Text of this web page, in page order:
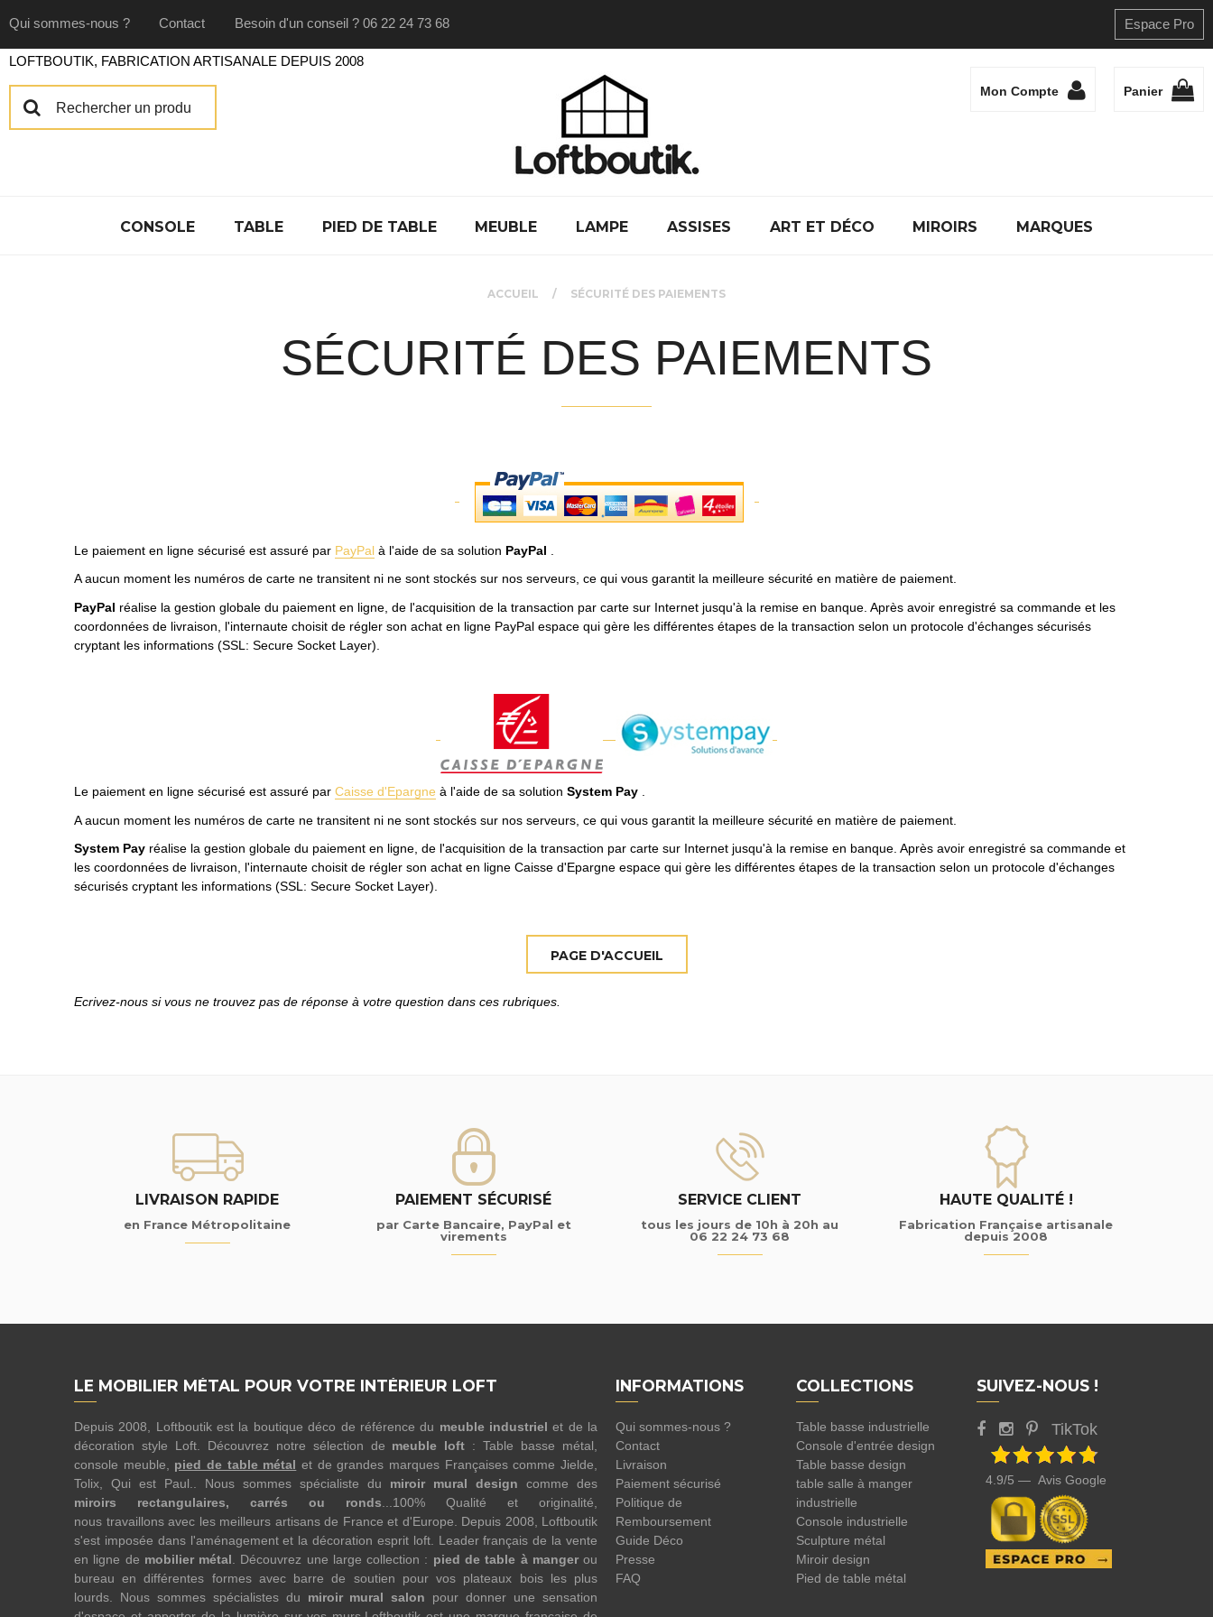
Qui sommes-nous ? Contact Besoin d'un conseil ? 06 22 24 73 68 Espace Pro
Mon Compte Panier
CONSOLE TABLE PIED DE TABLE MEUBLE LAMPE ASSISES ART ET DÉCO MIROIRS MARQUES
ACCUEIL SÉCURITÉ DES PAIEMENTS
SÉCURITÉ DES PAIEMENTS
Le paiement en ligne sécurisé est assuré par PayPal à l'aide de sa solution PayPal
A aucun moment les numéros de carte ne transitent ni ne sont stockés sur nos serveurs, ce qui vous garantit la meilleure sécurité en matière de paiement.
PayPal réalise la gestion globale du paiement en ligne, de l'acquisition de la transaction par carte sur Internet jusqu'à la remise en banque. Après avoir enregistré sa commande et les
coordonnées de livraison, l'internaute choisit de régler son achat en ligne PayPal espace qui gère les différentes étapes de la transaction selon un protocole d'échanges sécurisés
cryptant les informations (SSL: Secure Socket Layer).
Le paiement en ligne sécurisé est assuré par Caisse d'Epargne à l'aide de sa solution System Pay .
A aucun moment les numéros de carte ne transitent ni ne sont stockés sur nos serveurs, ce qui vous garantit la meilleure sécurité en matière de paiement.
System Pay réalise la gestion globale du paiement en ligne, de l'acquisition de la transaction par carte sur Internet jusqu'à la remise en banque. Après avoir enregistré sa commande et
les coordonnées de livraison, l'internaute choisit de régler son achat en ligne Caisse d'Epargne espace qui gère les différentes étapes de la transaction selon un protocole d'échanges
sécurisés cryptant les informations (SSL: Secure Socket Layer).
Ecrivez-nous si vous ne trouvez pas de réponse à votre question dans ces rubriques.
LIVRAISON RAPIDE
en France Métropolitaine
PAIEMENT SÉCURISÉ
par Carte Bancaire, PayPal et
virements
SERVICE CLIENT
tous les jours de 10h à 20h au
06 22 24 73 68
HAUTE QUALITÉ !
Fabrication Française artisanale
depuis 2008
LE MOBILIER MÉTAL POUR VOTRE INTÉRIEUR LOFT
Depuis 2008, Loftboutik est la boutique déco de référence du meuble industriel et de la
décoration style Loft. Découvrez notre sélection de meuble loft : Table basse métal,
console meuble, pied de table métal et de grandes marques Françaises comme Jielde,
Tolix, Qui est Paul.. Nous sommes spécialiste du miroir mural design comme des
miroirs rectangulaires, carrés ou ronds ...100% Qualité et originalité,
nous travaillons avec les meilleurs artisans de France et d'Europe. Depuis 2008, Loftboutik
s'est imposée dans l'aménagement et la décoration esprit loft. Leader français de la vente
en ligne de mobilier métal . Découvrez une large collection : pied de table à mangerou
bureau en différentes formes avec barre de soutien pour vos plateaux bois les plus
lourds. Nous sommes spécialistes du miroir mural salon pour donner une sensation
INFORMATIONS
Qui sommes-nous ?
Contact
Livraison
Paiement sécurisé
Politique de
Remboursement
Guide Déco
Presse
FAQ
COLLECTIONS
Table basse industrielle
Console d'entrée design
Table basse design
table salle à manger
industrielle
Console industrielle
Sculpture métal
Miroir design
Pied de table métal
SUIVEZ-NOUS !
TikTok
4.9/5 — Avis Google
LOFTBOUTIK, FABRICATION ARTISANALE DEPUIS 2008